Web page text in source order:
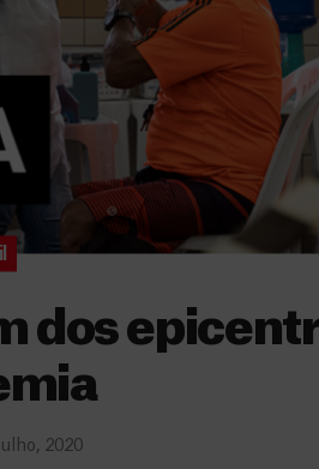
dos
2020